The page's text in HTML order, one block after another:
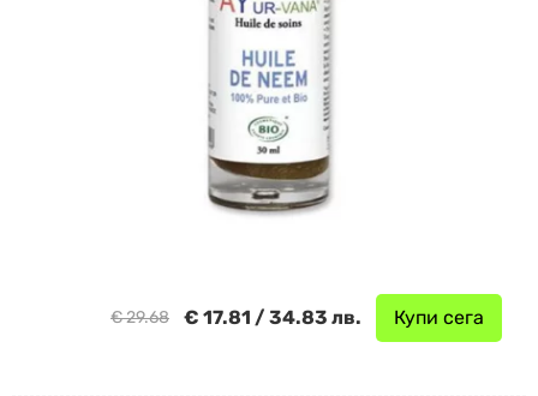
Купи сега
€ 17.81 / 34.83 лв.
€ 29.68